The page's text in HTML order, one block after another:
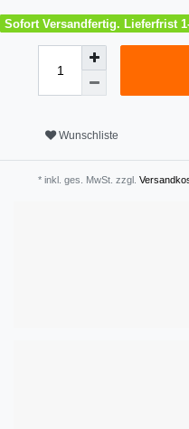
Sofort Versandfertig. Lieferfrist
Wunschliste
* inkl. ges. MwSt. zzgl.